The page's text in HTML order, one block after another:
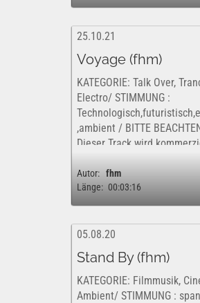
25.10.21
Voyage (fhm)
KATEGORIE: Talk Over,
Electro/ STIMMUNG :
,ambient / BITTE
Dieser Track wird
nur kostenfrei und rechtlich
rein private,...
Autor: fhm
Länge: 00:03:16
05.08.20
Stand By (fhm)
KATEGORIE: Filmmusik,
Ambient/ STIMMUNG :